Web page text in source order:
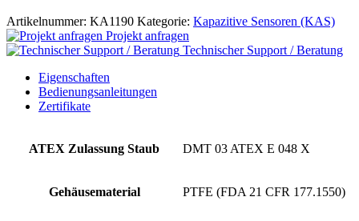
Artikelnummer: KA1190 Kategorie: Kapazitive Sensoren (KAS)
Projekt anfragen
Technischer Support / Beratung
Eigenschaften
Bedienungsanleitungen
Zertifikate
ATEX Zulassung Staub DMT 03 ATEX E 048 X
Gehäusematerial PTFE (FDA 21 CFR 177.1550)